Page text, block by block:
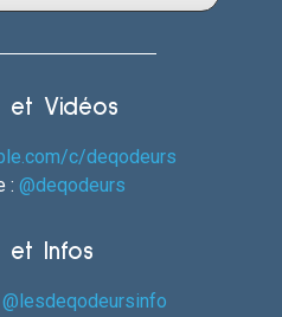
et Vidéos
c/deqodeurs
: @deqodeurs
et Infos
@lesdeqodeursinfo